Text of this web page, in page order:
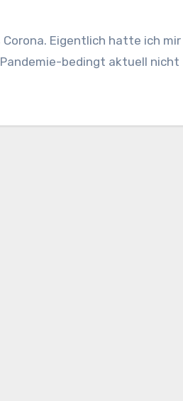
Eigentlich hatte ich mir
bedingt aktuell nicht